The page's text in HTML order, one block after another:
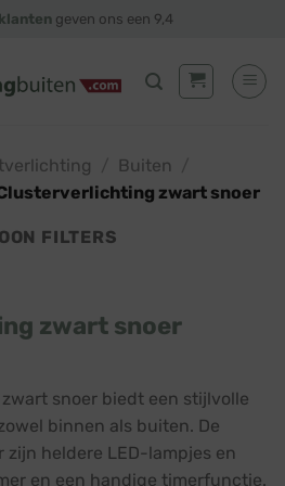
geven ons een 9,4
Buiten
zwart snoer
FILTERS
zwart snoer
snoer biedt een stijlvolle
binnen als buiten. De
heldere LED-lampjes en
en een handige timerfunctie.